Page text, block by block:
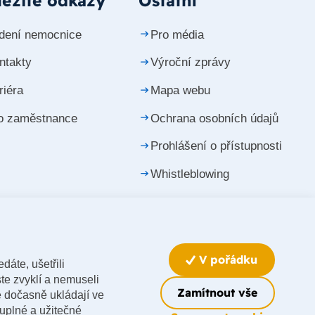
nemocnice
zaměstnance
Pro média
Výroční zprávy
Mapa webu
Ochrana osobních údajů
Prohlášení o přístupnosti
Whistleblowing
Made by
ušetřili
zvyklí a nemuseli
dočasně ukládají ve
a užitečné
Zamítnout vše
V pořádku